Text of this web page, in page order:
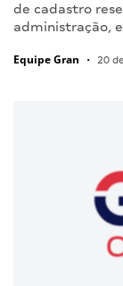
de cadastro
administração,
Equipe Gran • 20